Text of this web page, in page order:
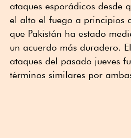
ataques esporádicos desde
el alto el fuego a principios
que Pakistán ha estado
un acuerdo más duradero.
ataques del pasado jueves
términos similares por